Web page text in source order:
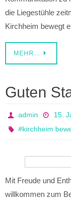
die Liegestühle
Kirchheim bewegt
MEHR…
Guten
admin 15.
#kirchheim
Mit Freude und
willkommen zum